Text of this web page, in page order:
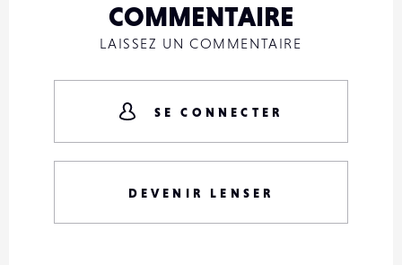
COMMENTAIRE
LAISSEZ UN COMMENTAIRE
SE CONNECTER
DEVENIR LENSER